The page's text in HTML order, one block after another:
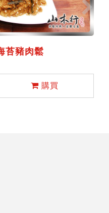
苔豬肉鬆
購買